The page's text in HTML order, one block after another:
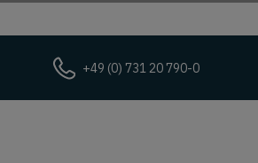
+49 (0) 731 20 790-0